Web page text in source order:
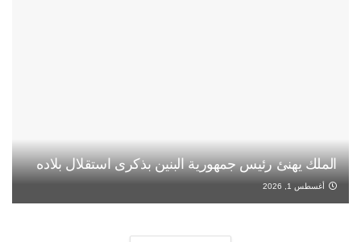
الملك يهنئ رئيس جمهورية البنين بذكرى استقلال بلاده
أغسطس 1, 2026